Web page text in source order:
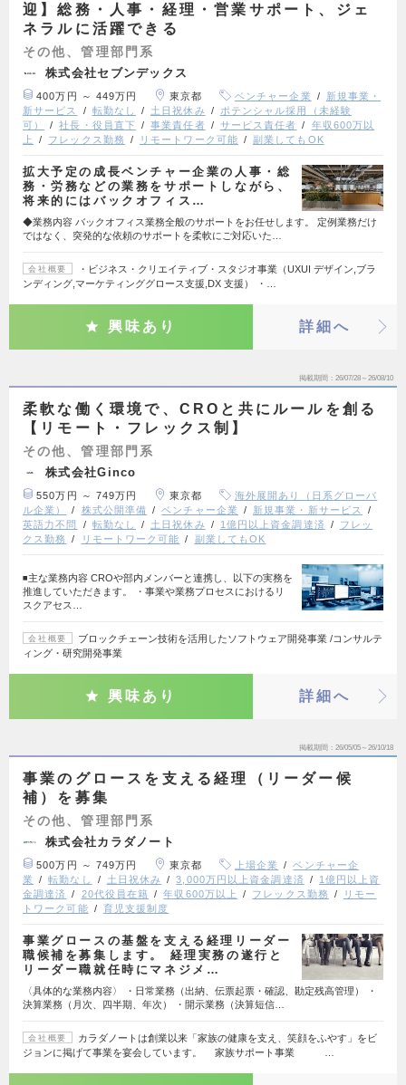
迎】総務・人事・経理・営業サポート、ジェ
ネラルに活躍できる
その他、管理部門系
株式会社セブンデックス
400万円 ～ 449万円 東京都 ベンチャー企業
新規事業・
新サービス
転勤なし 土日祝休み
ポテンシャル採用（未経験
可）
社長・役員直下 事業責任者 サービス責任者
年収600万以
上
フレックス勤務 リモートワーク可能 副業してもOK
拡大予定の成長ベンチャー企業の人事・総
務・労務などの業務をサポートしながら、
将来的にはバックオフィス…
◆業務内容 バックオフィス業務全般のサポートをお任せします。 定例業務だけ
ではなく、突発的な依頼のサポートを柔軟にご対応いた…
会社概要
・ビジネス・クリエイティブ・スタジオ事業（UXUI デザイン,ブラ
ンディング,マーケティンググロース支援,DX 支援） ・…
興味あり 詳細へ
掲載期間 26/07/28～26/08/10
柔軟な働く環境で、CROと共にルールを創る
【リモート・フレックス制】
その他、管理部門系
株式会社Ginco
550万円 ～ 749万円 東京都
海外展開あり（日系グローバ
ル企業）
株式公開準備 ベンチャー企業
新規事業・新サービス
英語力不問
転勤なし 土日祝休み 1億円以上資金調達済
フレッ
クス勤務
リモートワーク可能 副業してもOK
◾️主な業務内容 CROや部内メンバーと連携し、以下の実務を
推進していただきます。 ・事業や業務プロセスにおけるリ
スクアセス…
会社概要
ブロックチェーン技術を活用したソフトウェア開発事業 /コンサルテ
ィング・研究開発事業
興味あり 詳細へ
掲載期間 26/05/05～26/10/18
事業のグロースを支える経理（リーダー候
補）を募集
その他、管理部門系
株式会社カラダノート
500万円 ～ 749万円 東京都 上場企業
ベンチャー企
業
転勤なし 土日祝休み 3,000万円以上資金調達済
1億円以上資
金調達済
20代役員在籍 年収600万以上 フレックス勤務
リモー
トワーク可能
育児支援制度
事業グロースの基盤を支える経理リーダー
職候補を募集します。 経理実務の遂行と
リーダー職就任時にマネジメ…
〈具体的な業務内容〉 ・日常業務（出納、伝票起票・確認、勘定残高管理） ・
決算業務（月次、四半期、年次） ・開示業務（決算短信…
会社概要
カラダノートは創業以来「家族の健康を支え、笑顔をふやす」をビ
ジョンに掲げて事業を宴会しています。 家族サポート事業 …